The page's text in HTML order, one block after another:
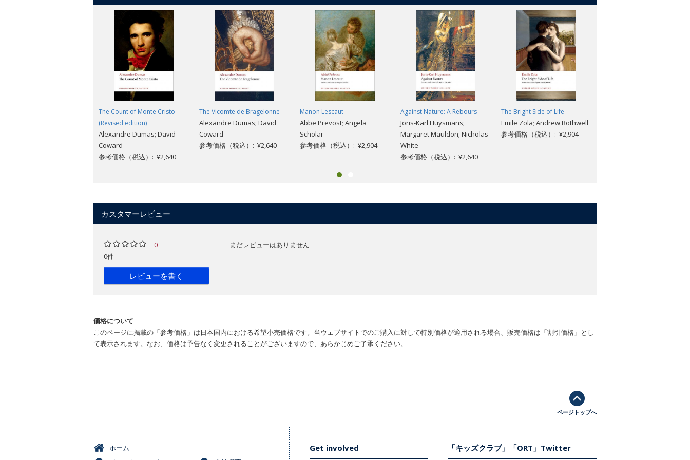
The Count of Monte Cristo
(Revised edition)
Alexandre Dumas; David
Coward
参考価格（税込）: ¥2,640
The Vicomte de Bragelonne
Alexandre Dumas; David
Coward
参考価格（税込）: ¥2,640
Manon Lescaut
Abbe Prevost; Angela
Scholar
参考価格（税込）: ¥2,904
Against Nature: A Rebours
Joris-Karl Huysmans;
Margaret Mauldon; Nicholas
White
参考価格（税込）: ¥2,640
The Bright Side of Life
Emile Zola; Andrew Rothwell
参考価格（税込）: ¥2,904
カスタマーレビュー
0
0件
レビューを書く
まだレビューはありません
価格について
このページに掲載の「参考価格」は日本国内における希望小売価格です。当ウェブサイトでのご購入に対して特別価格が適用される場合、販売価格は「割引価格」とし
て表示されます。なお、価格は予告なく変更されることがございますので、あらかじめご了承ください。
ページトップへ
ホーム
Get involved 「キッズクラブ」「ORT」Twitter